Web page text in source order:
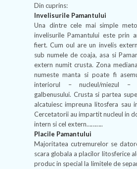
Din cuprins:
Invelisurile Pamantului
Una dintre cele mai simple
invelisurile Pamantului este prin
fiert. Cum oul are un invelis
sub numele de coaja, asa si
extern numit crusta. Zona
numeste manta si poate fi
interiorul – nucleul/miezul –
galbenusului. Crusta si partea
alcatuiesc impreuna litosfera sau
Cercetatorii au impartit nucleul in
intern si cel extern………..
Placile Pamantului
Majoritatea cutremurelor se
scara globala a placilor litosferice
produc in special la limitele de